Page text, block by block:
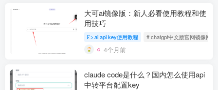
大可ai镜像版：新人必看使用教程和使
用技巧
ai api key使用教程 # chatgpt中文版官网镜像网页
4个月前
claude code是什么？国内怎么使用api
中转平台配置key